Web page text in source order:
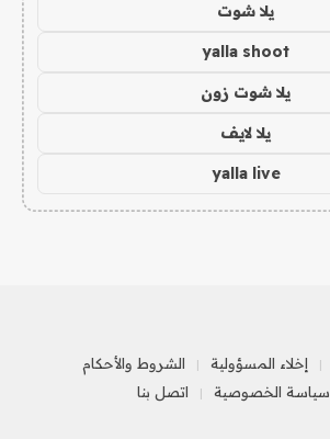
يلا شوت
yalla shoot
يلا شوت زون
يلا لايف
yalla live
إخلاء المسؤولية
الشروط والأحكام
سياسة الخصوصية
اتصل بنا